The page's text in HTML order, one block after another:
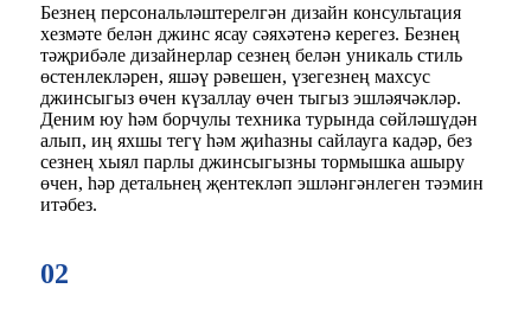
Безнең персональләштерелгән дизайн консультация
хезмәте белән джинс ясау сәяхәтенә керегез. Безнең
тәҗрибәле дизайнерлар сезнең белән уникаль стиль
өстенлекләрен, яшәү рәвешен, үзегезнең махсус
джинсыгыз өчен күзаллау өчен тыгыз эшләячәкләр.
Деним юу һәм борчулы техника турында сөйләшүдән
алып, иң яхшы тегү һәм җиһазны сайлауга кадәр, без
сезнең хыял парлы джинсыгызны тормышка ашыру
өчен, һәр детальнең җентекләп эшләнгәнлеген тәэмин
итәбез.
02